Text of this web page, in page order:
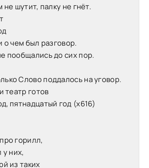
не шутит, палку не гнёт.
чем был разговор.
пообщались до сих пор.
Слово поддалось на уговор.
театр готов
пятнадцатый год (x616)
горилл,
у них,
из таких